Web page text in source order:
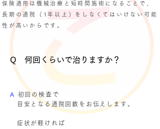
保険適用は機械治療と短時間施術になることで、
長期の通院（1年以上）をしなくてはいけない可能
性が高いからです。
Q 何回くらいで治りますか？
​A 初回の検査で
目安となる通院回数をお伝えします。
症状が軽ければ